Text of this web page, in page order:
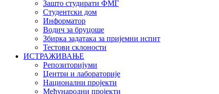
Зашто студирати ФМГ
Студентски дом
Информатор
Водич за бруцоше
Збиркa задатака за пријемни испит
Тестови склоности
ИСТРАЖИВАЊЕ
Репозиторијуми
Центри и лабораторије
Национални пројекти
Међународни пројекти